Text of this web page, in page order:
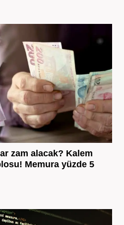
zam alacak? Kalem
Memura yüzde 5